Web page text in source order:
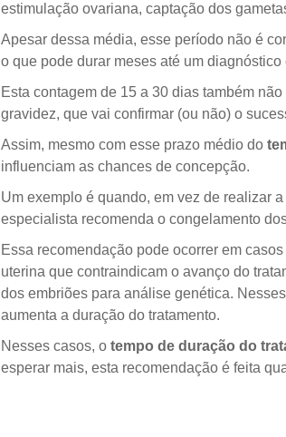
estimulação ovariana, captação dos
Apesar dessa média, esse período não é
o que pode durar meses até um
Esta contagem de 15 a 30 dias também
gravidez, que vai confirmar (ou não) o
Assim, mesmo com esse prazo médio do
influenciam as chances de concepção.
Um exemplo é quando, em vez de realizar
especialista recomenda o congelamento
Essa recomendação pode ocorrer em
uterina que contraindicam o avanço do
dos embriões para análise genética.
aumenta a duração do tratamento.
Nesses casos, o tempo de duração do
esperar mais, esta recomendação é feita